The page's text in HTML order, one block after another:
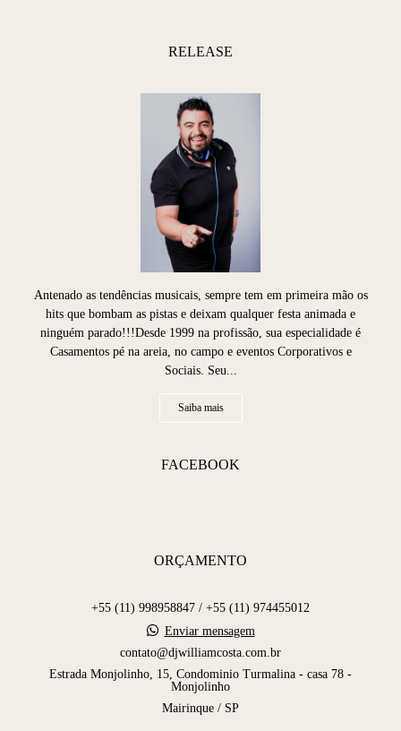
RELEASE
Antenado as tendências musicais, sempre tem em primeira mão os
hits que bombam as pistas e deixam qualquer festa animada e
ninguém parado!!!Desde 1999 na profissão, sua especialidade é
Casamentos pé na areia, no campo e eventos Corporativos e
Sociais. Seu...
Saiba mais
FACEBOOK
ORÇAMENTO
+55 (11) 998958847 / +55 (11) 974455012
Enviar mensagem
contato@djwilliamcosta.com.br
Estrada Monjolinho, 15, Condominio Turmalina - casa 78 -
Monjolinho
Mairinque / SP